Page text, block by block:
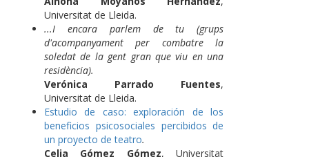
Universitat de Lleida.
...I encara parlem de tu (grups
d'acompanyament per combatre la
soledat de la gent gran que viu en una
residència).
Verónica Parrado Fuentes,
Universitat de Lleida.
Estudio de caso: exploración de los
beneficios psicosociales percibidos de
un proyecto de teatro.
Celia Gómez Gómez, Universitat